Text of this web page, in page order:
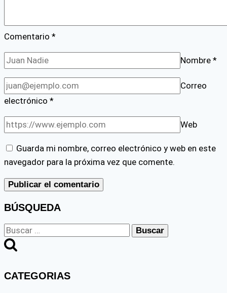
Comentario *
Nombre *
Correo
electrónico *
Web
Guarda mi nombre, correo electrónico y web en este
navegador para la próxima vez que comente.
BÚSQUEDA
Buscar:
CATEGORIAS